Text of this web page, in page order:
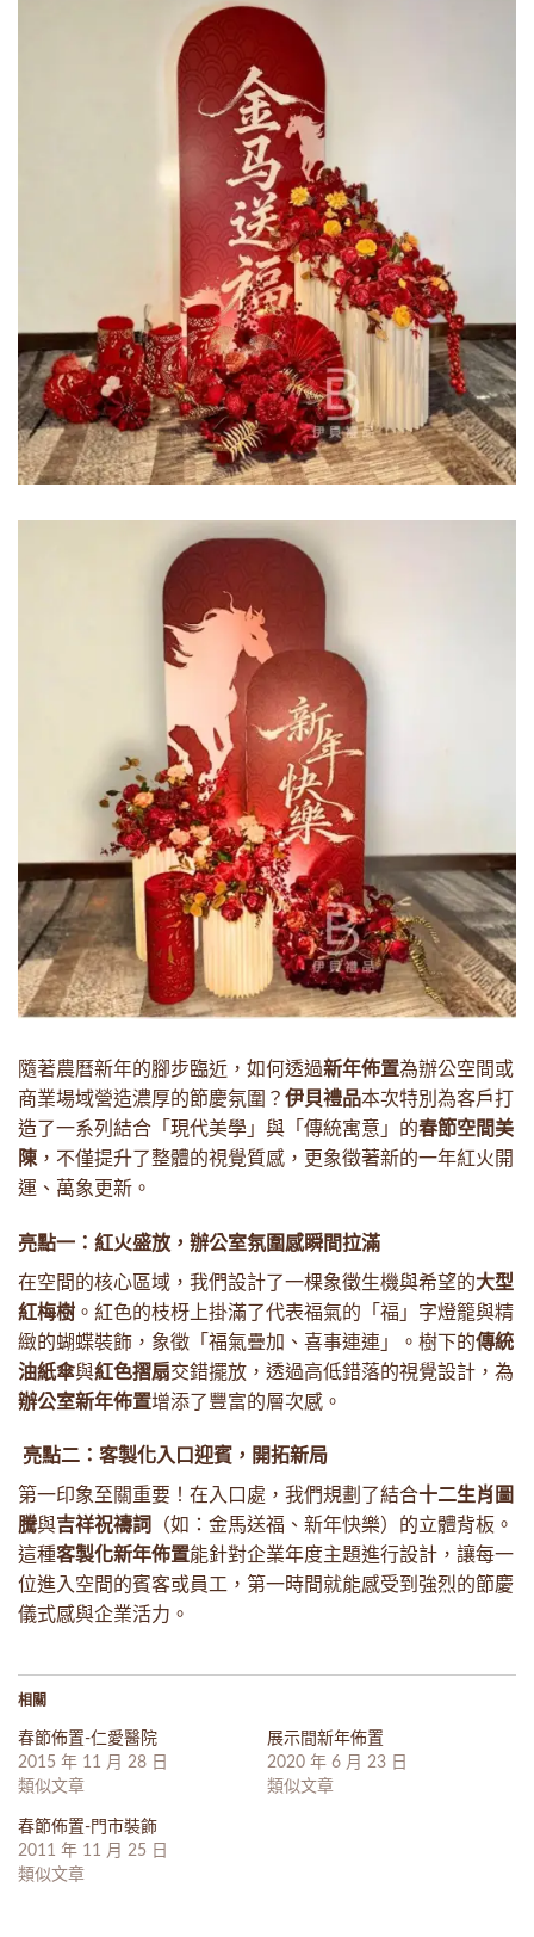
隨著農曆新年的腳步臨近，如何透過新年佈置為辦公空間或
商業場域營造濃厚的節慶氛圍？ 伊貝禮品本次特別為客戶打
造了一系列結合「現代美學」與「傳統寓意」的春節空間美
陳 ，不僅提升了整體的視覺質感，更象徵著新的一年紅火開
運、萬象更新。
亮點一：紅火盛放，辦公室氛圍感瞬間拉滿
在空間的核心區域，我們設計了一棵象徵生機與希望的大型
紅梅樹 。紅色的枝枒上掛滿了代表福氣的「福」字燈籠與精
緻的蝴蝶裝飾，象徵「福氣疊加、喜事連連」。樹下的傳統
油紙傘與紅色摺扇交錯擺放，透過高低錯落的視覺設計，為
辦公室新年佈置增添了豐富的層次感。
亮點二：客製化入口迎賓，開拓新局
第一印象至關重要！在入口處，我們規劃了結合十二生肖圖
騰與吉祥祝禱詞
（如：金馬送福、新年快樂）的立體背板。
這種客製化新年佈置能針對企業年度主題進行設計，讓每一
位進入空間的賓客或員工，第一時間就能感受到強烈的節慶
儀式感與企業活力。
相關
春節佈置-仁愛醫院
2015 年 11 月 28 日
類似文章
展示間新年佈置
2020 年 6 月 23 日
類似文章
春節佈置-門市裝飾
2011 年 11 月 25 日
類似文章